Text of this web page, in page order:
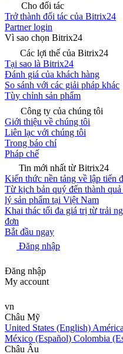
Cho đối tác
Trở thành đối tác của Bitrix24
Partner login
Vì sao chọn Bitrix24
Các lợi thế của Bitrix24
Tại sao là Bitrix24
Đánh giá của khách hàng
So sánh với các giải pháp khác
Tùy chỉnh sản phẩm
Công ty của chúng tôi
Giới thiệu về chúng tôi
Liên lạc với chúng tôi
Trong báo chí
Pháp chế
Tin mới nhất từ Bitrix24
Kiến thức nền tảng về lập tiến
Từ kịch bản quý đến thành
lý sản phẩm tại Việt Nam
Khai thác tối đa giá trị từ trải
đơn
Bắt đầu ngay
Đăng nhập
Đăng nhập
My account
vn
Châu Mỹ
United States (English)
México (Español) Colombia
Châu Âu